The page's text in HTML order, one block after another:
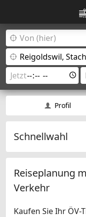
Profil
Schnellwahl
Reiseplanung
Verkehr
Kaufen Sie Ihr